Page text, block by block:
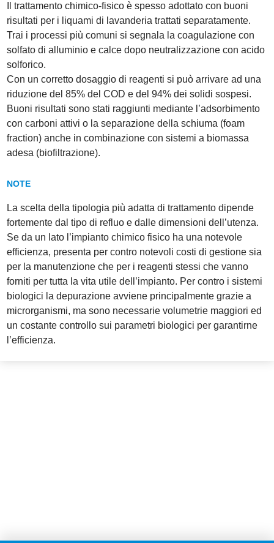
Il trattamento chimico-fisico è spesso adottato con buoni
risultati per i liquami di lavanderia trattati separatamente.
Trai i processi più comuni si segnala la coagulazione con
solfato di alluminio e calce dopo neutralizzazione con acido
solforico.
Con un corretto dosaggio di reagenti si può arrivare ad una
riduzione del 85% del COD e del 94% dei solidi sospesi.
Buoni risultati sono stati raggiunti mediante l’adsorbimento
con carboni attivi o la separazione della schiuma (foam
fraction) anche in combinazione con sistemi a biomassa
adesa (biofiltrazione).
NOTE
La scelta della tipologia più adatta di trattamento dipende
fortemente dal tipo di refluo e dalle dimensioni dell’utenza.
Se da un lato l’impianto chimico fisico ha una notevole
efficienza, presenta per contro notevoli costi di gestione sia
per la manutenzione che per i reagenti stessi che vanno
forniti per tutta la vita utile dell’impianto. Per contro i sistemi
biologici la depurazione avviene principalmente grazie a
microrganismi, ma sono necessarie volumetrie maggiori ed
un costante controllo sui parametri biologici per garantirne
l’efficienza.